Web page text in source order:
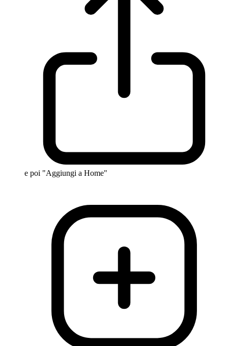
e poi "Aggiungi a Home"